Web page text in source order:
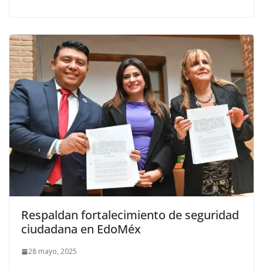
Respaldan fortalecimiento de seguridad
ciudadana en EdoMéx
28 mayo, 2025